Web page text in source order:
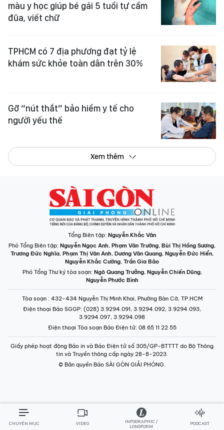
màu y học giúp bé gái 5 tuổi tự cầm
đũa, viết chữ
TPHCM có 7 địa phương đạt tỷ lệ
khám sức khỏe toàn dân trên 30%
Gỡ “nút thắt” bảo hiểm y tế cho
người yếu thế
Xem thêm
Tổng Biên tập: Nguyễn Khắc Văn
Phó Tổng Biên tập: Nguyễn Ngọc Anh, Phạm Văn Trường, Bùi Thị Hồng Sương,
Trương Đức Nghĩa, Phạm Thị Vân Anh, Dương Văn Quang, Nguyễn Đức Hiển,
Nguyễn Khắc Cường, Trần Gia Bảo
Phó Tổng Thư ký tòa soạn: Ngô Quang Trưởng, Nguyễn Chiến Dũng,
Nguyễn Phước Bình
Tòa soạn : 432-434 Nguyễn Thị Minh Khai, Phường Bàn Cờ, TP.HCM
Điện thoại Báo SGGP: (028) 3.9294.091, 3.9294.092, 3.9294.093,
3.9294.097, 3.9294.098
Điện thoại Tòa soạn Báo Điện tử: 08 65 11 22 55
Giấy phép hoạt động Báo in và Báo Điện tử số 305/GP-BTTTT do Bộ Thông
tin và Truyền thông cấp ngày 28-8-2023.
© Bản quyền Báo SÀI GÒN GIẢI PHÓNG.
CHUYÊN MỤC VIDEO
INFOGRAPHIC /
LONGFORM
PODCAST